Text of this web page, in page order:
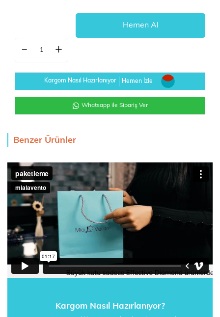
Kargom Nasıl Hazırlanıyor Hemen İzle
Whatsapp ile Sipariş Ver
Benzer Ürünler
Kargom Nasıl Hazırlanıyor?